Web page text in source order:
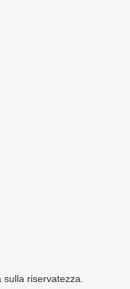
sulla riservatezza